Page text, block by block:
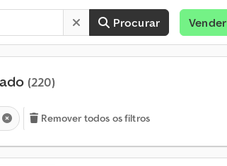
Procurar Vender
(220)
Remover todos os filtros